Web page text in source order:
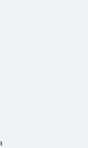
offerte Fibra